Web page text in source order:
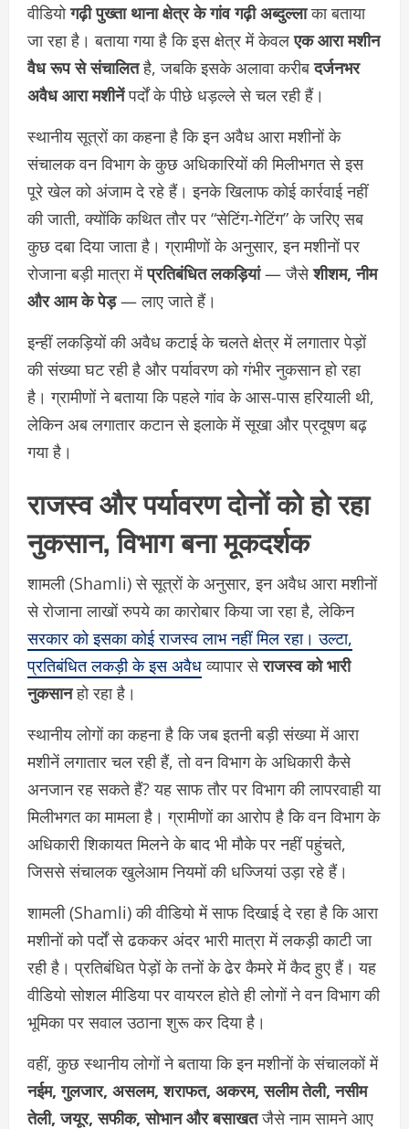
वीडियोगढ़ी पुख्ता थाना क्षेत्र के गांव गढ़ी अब्दुल्लाका बताया
जा रहा है। बताया गया है कि इस क्षेत्र में केवलएक आरा मशीन
वैध रूप से संचालितहै, जबकि इसके अलावा करीबदर्जनभर
अवैध आरा मशीनेंपर्दों के पीछे धड़ल्ले से चल रही हैं।
स्थानीय सूत्रों का कहना है कि इन अवैध आरा मशीनों के
संचालक वन विभाग के कुछ अधिकारियों की मिलीभगत से इस
पूरे खेल को अंजाम दे रहे हैं। इनके खिलाफ कोई कार्रवाई नहीं
की जाती, क्योंकि कथित तौर पर “सेटिंग-गेटिंग” के जरिए सब
कुछ दबा दिया जाता है। ग्रामीणों के अनुसार, इन मशीनों पर
रोजाना बड़ी मात्रा मेंप्रतिबंधित लकड़ियां— जैसेशीशम, नीम
और आम के पेड़— लाए जाते हैं।
इन्हीं लकड़ियों की अवैध कटाई के चलते क्षेत्र में लगातार पेड़ों
की संख्या घट रही है और पर्यावरण को गंभीर नुकसान हो रहा
है। ग्रामीणों ने बताया कि पहले गांव के आस-पास हरियाली थी,
लेकिन अब लगातार कटान से इलाके में सूखा और प्रदूषण बढ़
गया है।
राजस्व और पर्यावरण दोनों को हो रहा
नुकसान, विभाग बना मूकदर्शक
शामली (Shamli) से सूत्रों के अनुसार, इन अवैध आरा मशीनों
से रोजाना लाखों रुपये का कारोबार किया जा रहा है, लेकिन
सरकार को इसका कोई राजस्व लाभ नहीं मिल रहा। उल्टा,
प्रतिबंधित लकड़ी के इस अवैधव्यापार सेराजस्व को भारी
नुकसानहो रहा है।
स्थानीय लोगों का कहना है कि जब इतनी बड़ी संख्या में आरा
मशीनें लगातार चल रही हैं, तो वन विभाग के अधिकारी कैसे
अनजान रह सकते हैं? यह साफ तौर पर विभाग की लापरवाही या
मिलीभगत का मामला है। ग्रामीणों का आरोप है कि वन विभाग के
अधिकारी शिकायत मिलने के बाद भी मौके पर नहीं पहुंचते,
जिससे संचालक खुलेआम नियमों की धज्जियां उड़ा रहे हैं।
शामली (Shamli) की वीडियो में साफ दिखाई दे रहा है कि आरा
मशीनों को पर्दों से ढककर अंदर भारी मात्रा में लकड़ी काटी जा
रही है। प्रतिबंधित पेड़ों के तनों के ढेर कैमरे में कैद हुए हैं। यह
वीडियो सोशल मीडिया पर वायरल होते ही लोगों ने वन विभाग की
भूमिका पर सवाल उठाना शुरू कर दिया है।
वहीं, कुछ स्थानीय लोगों ने बताया कि इन मशीनों के संचालकों में
नईम, गुलजार, असलम, शराफत, अकरम, सलीम तेली, नसीम
तेली, जयूर, सफीक, सोभान और बसाखतजैसे नाम सामने आए